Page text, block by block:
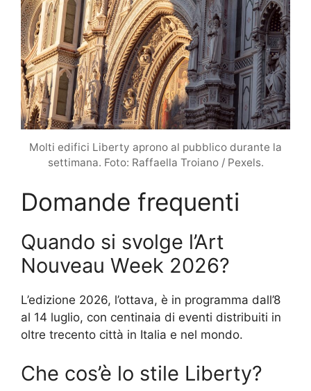
Molti edifici Liberty aprono al pubblico durante la
settimana. Foto: Raffaella Troiano / Pexels.
Domande frequenti
Quando si svolge l’Art
Nouveau Week 2026?
L’edizione 2026, l’ottava, è in programma dall’8
al 14 luglio, con centinaia di eventi distribuiti in
oltre trecento città in Italia e nel mondo.
Che cos’è lo stile Liberty?